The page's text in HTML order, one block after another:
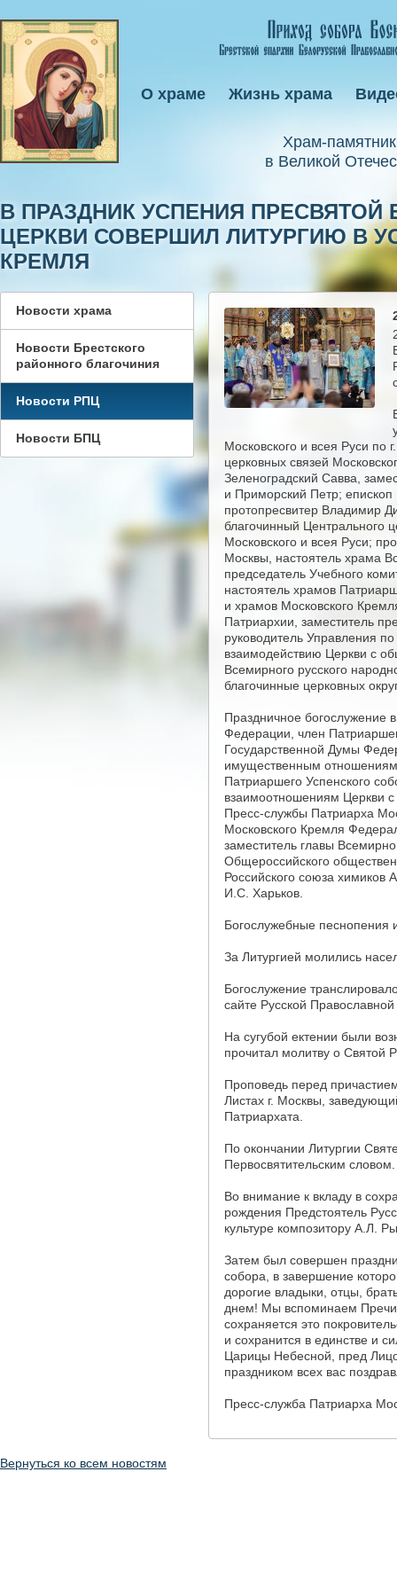
Xрам-
в Великой
О храме Жизнь храма
В ПРАЗДНИК УСПЕНИЯ
ЦЕРКВИ СОВЕРШИЛ ЛИТУРГИЮ В
КРЕМЛЯ
Новости храма
Новости Брестского
районного благочиния
Новости РПЦ
Новости БПЦ
Московского и всея Руси по
церковных связей
Зеленоградский Савва,
и Приморский Петр;
протопресвитер Владимир
благочинный Центрального
Московского и всея Руси;
Москвы, настоятель храма
председатель Учебного
настоятель храмов
и храмов Московского
Патриархии, заместитель
руководитель Управления
взаимодействию Церкви с
Всемирного русского
благочинные церковных
Праздничное богослужение
Федерации, член
Государственной Думы
имущественным
Патриаршего Успенского
взаимоотношениям Церкви
Пресс-службы Патриарха
Московского Кремля
заместитель главы
Общероссийского
Российского союза химиков
И.С. Харьков.
Богослужебные
За Литургией молились
Богослужение
сайте Русской
На сугубой ектении были
прочитал молитву о Святой
Проповедь перед
Листах г. Москвы,
Патриархата.
По окончании Литургии
Первосвятительским словом.
Во внимание к вкладу в
рождения Предстоятель
культуре композитору А.Л.
Затем был совершен
собора, в завершение
дорогие владыки, отцы,
днем! Мы вспоминаем
сохраняется это
и сохранится в единстве и
Царицы Небесной, пред
праздником всех вас
Пресс-служба Патриарха
Вернуться ко всем новостям